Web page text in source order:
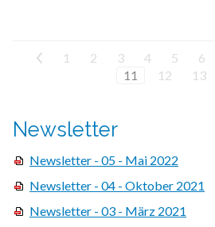
< 1 2 3 4 5 6
11
12 13
Newsletter
Newsletter - 05 - Mai 2022
Newsletter - 04 - Oktober 2021
Newsletter - 03 - März 2021